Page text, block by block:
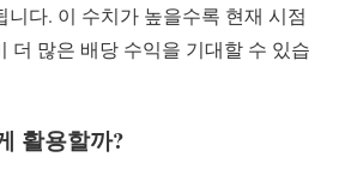
니다. 이 수치가 높을수록 현재 시점
더 많은 배당 수익을 기대할 수 있습
활용할까?